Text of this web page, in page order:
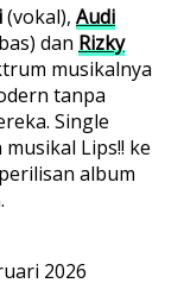
(vokal), Audi
dan Rizky
musikalnya
tanpa
Single
Lips!! ke
album
2026